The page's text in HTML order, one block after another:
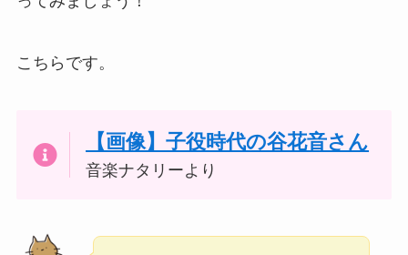
こちらです。
【画像】子役時代の谷花音さん
音楽ナタリーより